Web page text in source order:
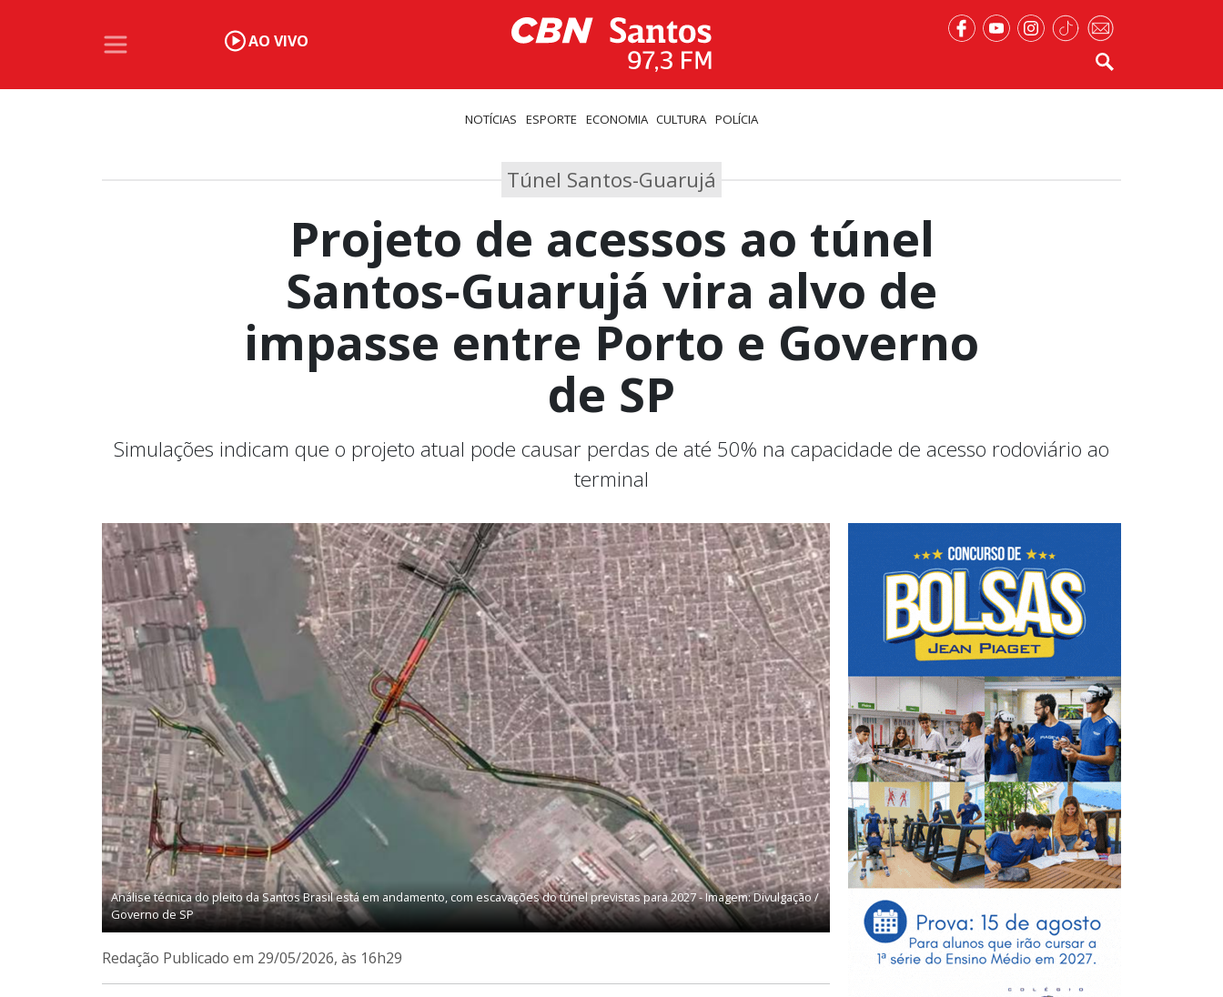
AO VIVO
NOTÍCIAS ESPORTE ECONOMIA CULTURA POLÍCIA
Túnel Santos-Guarujá
Projeto de acessos ao túnel
Santos-Guarujá vira alvo de
impasse entre Porto e Governo
de SP
Simulações indicam que o projeto atual pode causar perdas de até 50% na capacidade de acesso rodoviário ao
terminal
Análise técnica do pleito da Santos Brasil está em andamento, com escavações do túnel previstas para 2027 - Imagem: Divulgação /
Governo de SP
Redação Publicado em 29/05/2026, às 16h29